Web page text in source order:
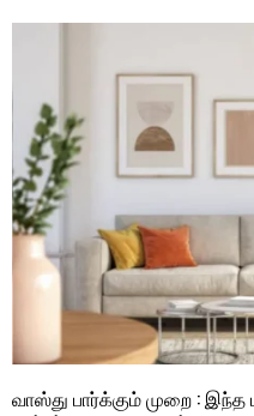
வாஸ்து பார்க்கும் முறை : இந்த